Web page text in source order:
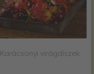
Karácsonyi virágdíszek